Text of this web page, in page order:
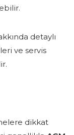
detaylı
ve servis
dikkat